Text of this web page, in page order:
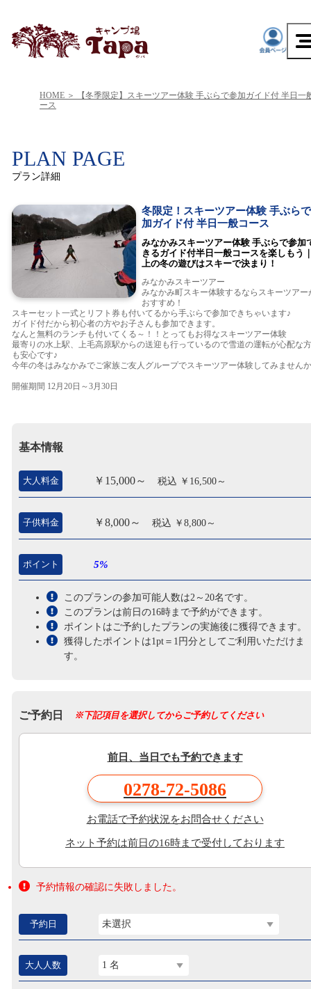
HOME
【冬季限定】スキーツアー体験 手ぶらで参加ガイド付 半日一
ース
PLAN PAGE
プラン詳細
冬限定！スキーツアー体験 手ぶら
加ガイド付 半日一般コース
みなかみスキーツアー体験 手ぶらで参加
きるガイド付半日一般コースを楽しもう
上の冬の遊びはスキーで決まり！
みなかみスキーツアー
みなかみ町スキー体験するならスキーツアー
おすすめ！
スキーセット一式とリフト券も付いてるから手ぶらで参加できちゃいます♪
ガイド付だから初心者の方やお子さんも参加できます。
なんと無料のランチも付いてくる～！！とってもお得なスキーツアー体験
最寄りの水上駅、上毛高原駅からの送迎も行っているので雪道の運転が心配な
も安心です♪
今年の冬はみなかみでご家族ご友人グループでスキーツアー体験してみません
開催期間 12月20日～3月30日
基本情報
大人料金 ￥15,000～ 税込 ￥16,500～
子供料金 ￥8,000～ 税込 ￥8,800～
ポイント 5%
このプランの参加可能人数は2～20名です。
このプランは前日の16時まで予約ができます。
ポイントはご予約したプランの実施後に獲得できます。
獲得したポイントは1pt＝1円分としてご利用いただけま
す。
ご予約日 ※下記項目を選択してからご予約してください
前日、当日でも予約できます
0278-72-5086
お電話で予約状況をお問合せください
ネット予約は前日の16時まで受付しております
予約情報の確認に失敗しました。
予約日 未選択
大人人数 1 名